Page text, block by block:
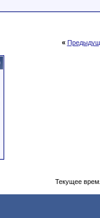
«
Текущее